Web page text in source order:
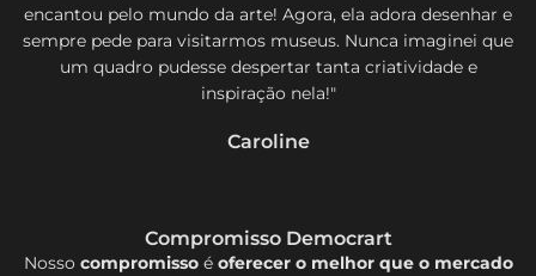
encantou pelo mundo da arte! Agora, ela adora desenhar e
sempre pede para visitarmos museus. Nunca imaginei que
um quadro pudesse despertar tanta criatividade e
inspiração nela!"
Caroline
Compromisso Democrart
Nosso compromisso é oferecer o melhor que o mercado